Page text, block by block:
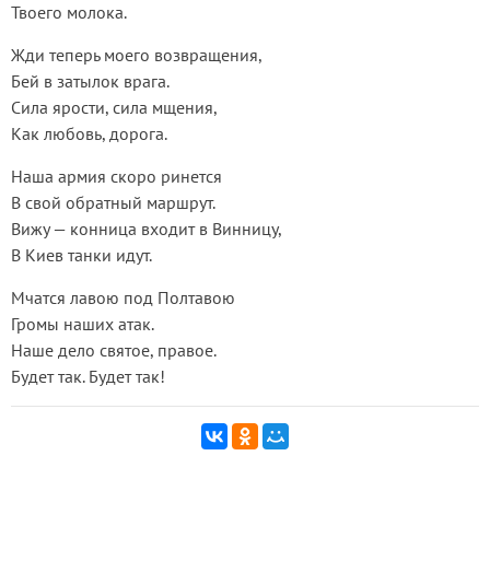
Твоего молока.
Жди теперь моего возвращения,
Бей в затылок врага.
Сила ярости, сила мщения,
Как любовь, дорога.
Наша армия скоро ринется
В свой обратный маршрут.
Вижу — конница входит в Винницу,
В Киев танки идут.
Мчатся лавою под Полтавою
Громы наших атак.
Наше дело святое, правое.
Будет так. Будет так!